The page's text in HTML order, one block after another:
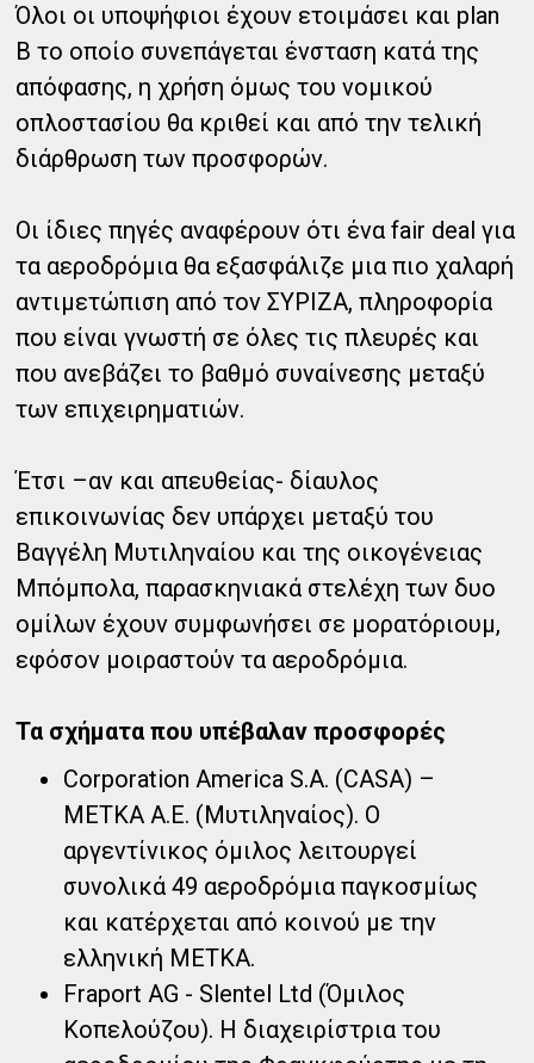
Όλοι οι υποψήφιοι έχουν ετοιμάσει και plan
B το οποίο συνεπάγεται ένσταση κατά της
απόφασης, η χρήση όμως του νομικού
οπλοστασίου θα κριθεί και από την τελική
διάρθρωση των προσφορών.
Οι ίδιες πηγές αναφέρουν ότι ένα fair deal για
τα αεροδρόμια θα εξασφάλιζε μια πιο χαλαρή
αντιμετώπιση από τον ΣΥΡΙΖΑ, πληροφορία
που είναι γνωστή σε όλες τις πλευρές και
που ανεβάζει το βαθμό συναίνεσης μεταξύ
των επιχειρηματιών.
Έτσι –αν και απευθείας- δίαυλος
επικοινωνίας δεν υπάρχει μεταξύ του
Βαγγέλη Μυτιληναίου και της οικογένειας
Μπόμπολα, παρασκηνιακά στελέχη των δυο
ομίλων έχουν συμφωνήσει σε μορατόριουμ,
εφόσον μοιραστούν τα αεροδρόμια.
Τα σχήματα που υπέβαλαν προσφορές
Corporation America S.A. (CASA) –
METKA Α.Ε. (Μυτιληναίος). Ο
αργεντίνικος όμιλος λειτουργεί
συνολικά 49 αεροδρόμια παγκοσμίως
και κατέρχεται από κοινού με την
ελληνική ΜΕΤΚΑ.
Fraport AG - Slentel Ltd (Όμιλος
Κοπελούζου). Η διαχειρίστρια του